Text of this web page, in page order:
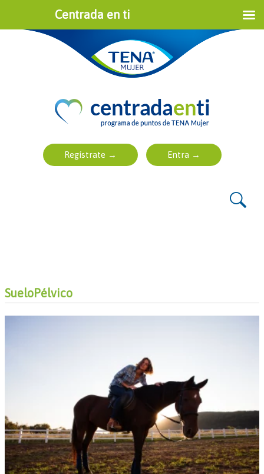
SueloPélvico
Centrada en ti